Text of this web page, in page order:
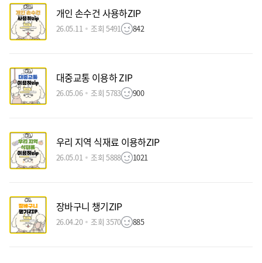
개인 손수건 사용하ZIP
26.05.11 조회 5491 842
대중교통 이용하 ZIP
26.05.06 조회 5783 900
우리 지역 식재료 이용하ZIP
26.05.01 조회 5888 1021
장바구니 챙기ZIP
26.04.20 조회 3570 885